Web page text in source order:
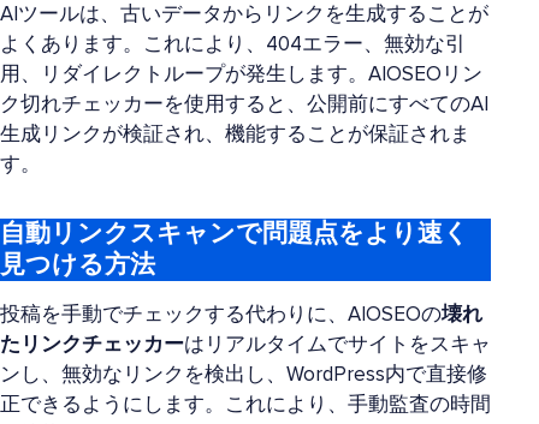
AIツールは、古いデータからリンクを生成することが
よくあります。これにより、404エラー、無効な引
用、リダイレクトループが発生します。AIOSEOリン
ク切れチェッカーを使用すると、公開前にすべてのAI
生成リンクが検証され、機能することが保証されま
す。
自動リンクスキャンで問題点をより速く
見つける方法
投稿を手動でチェックする代わりに、AIOSEOの壊れ
たリンクチェッカーはリアルタイムでサイトをスキャ
ンし、無効なリンクを検出し、WordPress内で直接修
正できるようにします。これにより、手動監査の時間